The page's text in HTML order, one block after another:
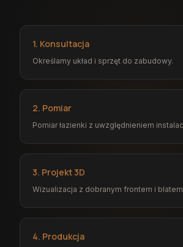
1. Konsultacja
Określamy układ i sprzęt do zabudowy.
2. Pomiar
Pomiar łazienki z uwzględnieniem
3. Projekt 3D
Wizualizacja z dobranym frontem i
4. Produkcja